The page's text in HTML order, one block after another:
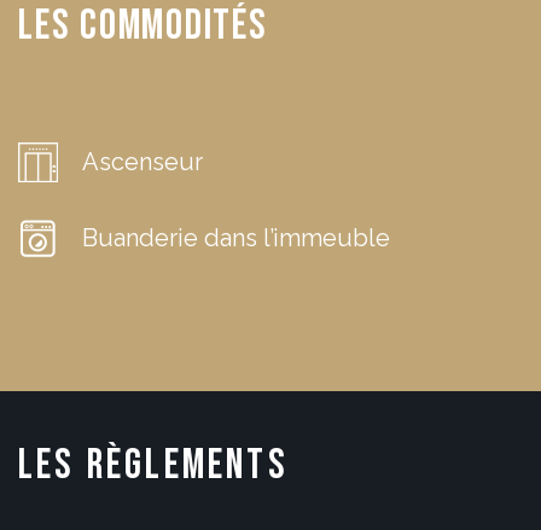
Les commodités
Ascenseur
Buanderie dans l’immeuble
les règlements